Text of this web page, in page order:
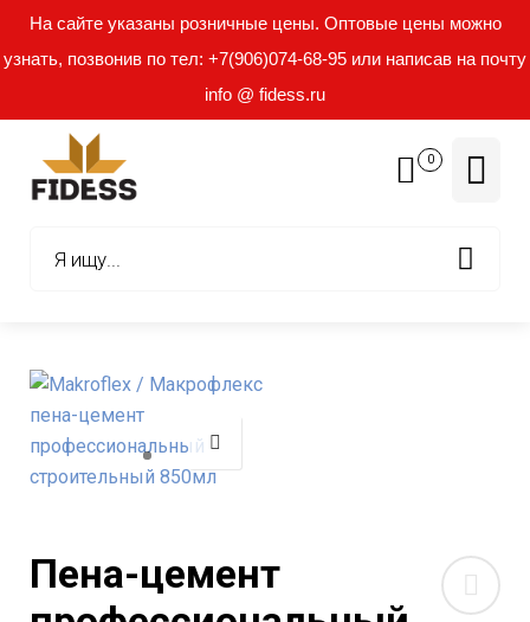
На сайте указаны розничные цены. Оптовые цены можно
узнать, позвонив по тел: +7(906)074-68-95 или написав на почту
info @ fidess.ru
0
Пена-цемент